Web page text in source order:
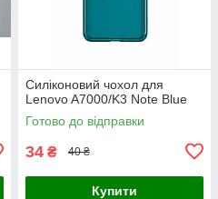
Силіконовий чохол для
Lenovo A7000/K3 Note Blue
Готово до відправки
34 ₴ 40 ₴
Купити